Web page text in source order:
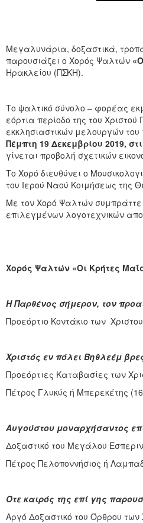
Μεγαλυνάρια, δοξαστικά,
παρουσιάζει ο Χορός Ψαλτών
Ηρακλείου (ΠΣΚΗ).
Το ψαλτικό σύνολο – φορέας
εόρτια περίοδο της του
εκκλησιαστικών μελουργών
Πέμπτη 19 Δεκεμβρίου 2019,
γίνεται προβολή σχετικών
Το Χορό διευθύνει ο
του Ιερού Ναού Κοιμήσεως της
Με τον Χορό Ψαλτών
επιλεγμένων λογοτεχνικών
Χορός Ψαλτών «Οι Κρήτες
Η Παρθένος σήμερον, τον
Προεόρτιο Κοντάκιο των
Χριστός εν πόλει Βηθλεέμ
Προεόρτιες Καταβασίες των
Πέτρος Γλυκύς ή Μπερεκέτης
Αυγούστου μοναρχήσαντος
Δοξαστικό του Μεγάλου
Πέτρος Πελοποννήσιος ή
Ότε καιρός της επί γης
Αργό Δοξαστικό του Όρθρου